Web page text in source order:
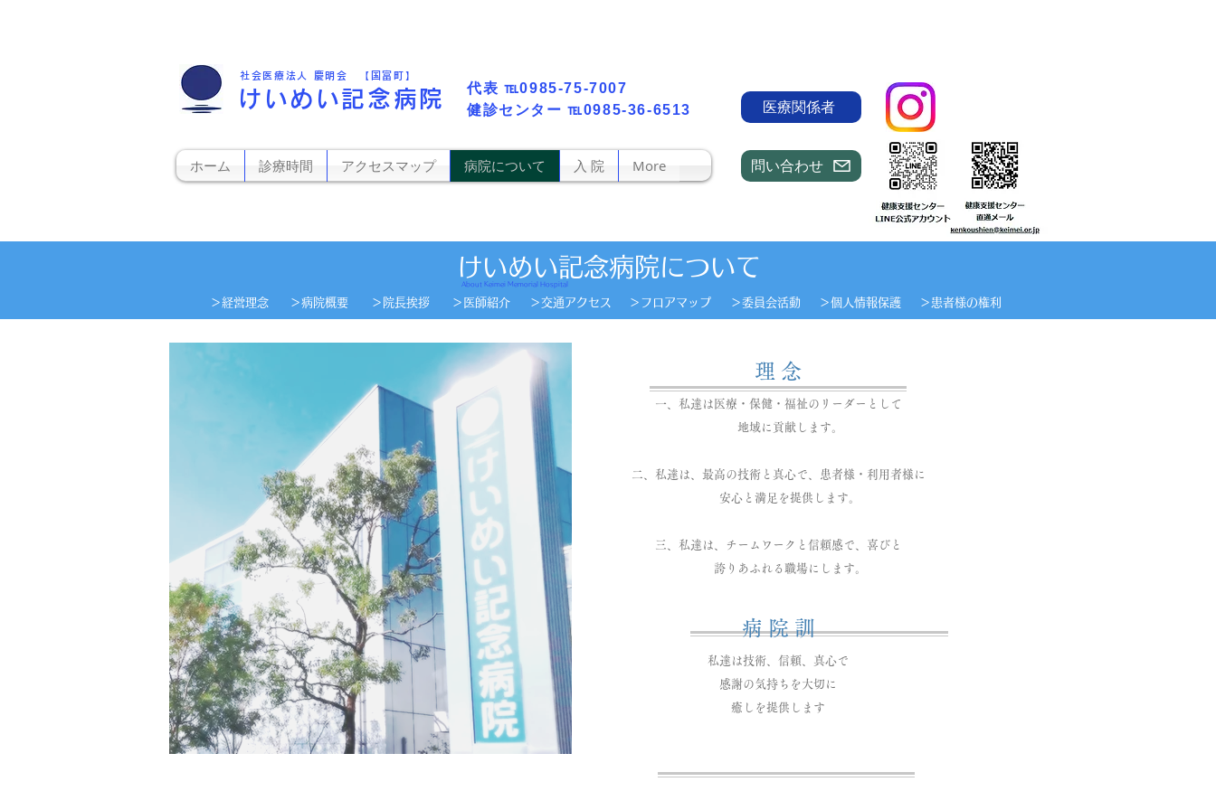
​健診センター℡0985-36-6513
社会医療法人 慶明会 【国富町】
けいめい記念病院 代表​ ℡0985-75-7007
医療関係者
ホーム 診療時間 アクセスマップ 病院について 入 院 More 問い合わせ
けいめい記念病院について
About Keimei Memorial Hospital​
​＞経営理念 ＞​病院概要 ＞院長挨拶 ＞​医師紹介 ＞交通アクセス​​ ​＞フロアマップ ​＞委員会活動​ ​＞個人情報保護 ＞​患者様の権利​
​理 念
一、私達は医療・保健・福祉のリーダーとして
地域に貢献します。
二、私達は、最高の技術と真心で、患者様・利用者様に
安心と満足を提供します。
​三、私達は、チームワークと信頼感で、喜びと
誇りあふれる職場にします。
病 院 訓
私達は技術、信頼、真心で
感謝の気持ちを大切に
​癒しを提供します